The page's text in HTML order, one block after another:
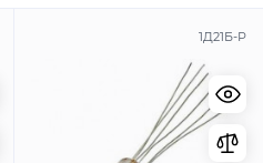
1Д21Б-Р